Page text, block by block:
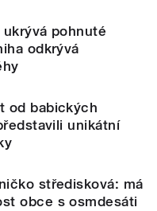
pohnuté
odkrývá
od babických
unikátní
středisková: má
obce s osmdesáti